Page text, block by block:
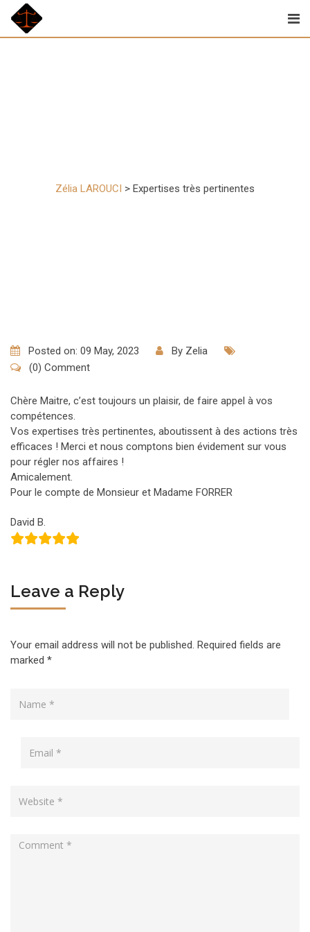
Skip
content
Zélia LAROUCI > Expertises très pertinentes
Posted on: 09 May, 2023 By Zelia
(0) Comment
Chère Maitre, c’est toujours un plaisir, de faire appel à vos
compétences.
Vos expertises très pertinentes, aboutissent à des actions très
efficaces ! Merci et nous comptons bien évidement sur vous
pour régler nos affaires !
Amicalement.
Pour le compte de Monsieur et Madame FORRER
David B.
Leave a Reply
Your email address will not be published. Required fields are
marked *